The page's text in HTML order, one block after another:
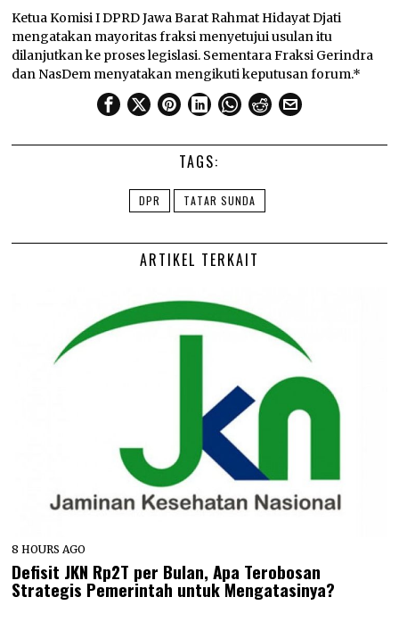
Ketua Komisi I DPRD Jawa Barat Rahmat Hidayat Djati
mengatakan mayoritas fraksi menyetujui usulan itu
dilanjutkan ke proses legislasi. Sementara Fraksi Gerindra
dan NasDem menyatakan mengikuti keputusan forum.*
TAGS:
DPR TATAR SUNDA
ARTIKEL TERKAIT
8 HOURS AGO
Defisit JKN Rp2T per Bulan, Apa Terobosan
Strategis Pemerintah untuk Mengatasinya?